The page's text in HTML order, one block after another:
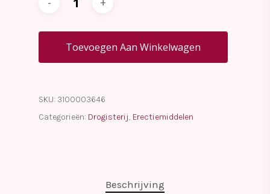
Toevoegen Aan Winkelwagen
SKU: 3100003646
Categorieën: Drogisterij, Erectiemiddelen
Beschrijving